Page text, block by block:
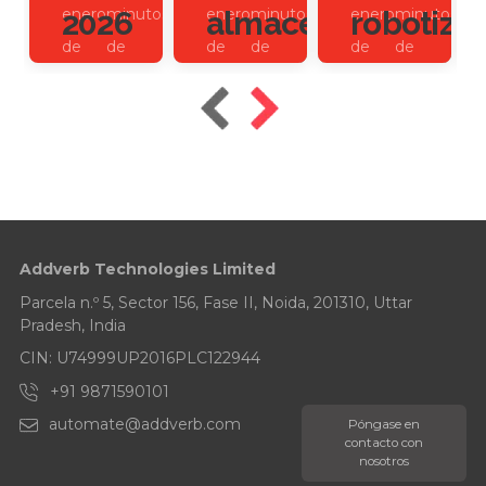
2026
enero
de
minutos
de
almacenes?
enero
de
minutos
de
enero
de
minutos
de
Addverb Technologies Limited
Parcela n.º 5, Sector 156, Fase II, Noida, 201310, Uttar
Pradesh, India
CIN: U74999UP2016PLC122944
+91 9871590101
automate@addverb.com
Póngase en
contacto con
nosotros